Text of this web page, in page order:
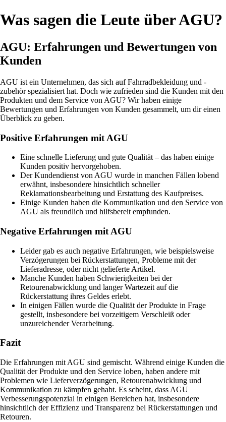
Was sagen die Leute über AGU?
AGU: Erfahrungen und Bewertungen von
Kunden
AGU ist ein Unternehmen, das sich auf Fahrradbekleidung und -
zubehör spezialisiert hat. Doch wie zufrieden sind die Kunden mit den
Produkten und dem Service von AGU? Wir haben einige
Bewertungen und Erfahrungen von Kunden gesammelt, um dir einen
Überblick zu geben.
Positive Erfahrungen mit AGU
Eine schnelle Lieferung und gute Qualität – das haben einige
Kunden positiv hervorgehoben.
Der Kundendienst von AGU wurde in manchen Fällen lobend
erwähnt, insbesondere hinsichtlich schneller
Reklamationsbearbeitung und Erstattung des Kaufpreises.
Einige Kunden haben die Kommunikation und den Service von
AGU als freundlich und hilfsbereit empfunden.
Negative Erfahrungen mit AGU
Leider gab es auch negative Erfahrungen, wie beispielsweise
Verzögerungen bei Rückerstattungen, Probleme mit der
Lieferadresse, oder nicht gelieferte Artikel.
Manche Kunden haben Schwierigkeiten bei der
Retourenabwicklung und langer Wartezeit auf die
Rückerstattung ihres Geldes erlebt.
In einigen Fällen wurde die Qualität der Produkte in Frage
gestellt, insbesondere bei vorzeitigem Verschleiß oder
unzureichender Verarbeitung.
Fazit
Die Erfahrungen mit AGU sind gemischt. Während einige Kunden die
Qualität der Produkte und den Service loben, haben andere mit
Problemen wie Lieferverzögerungen, Retourenabwicklung und
Kommunikation zu kämpfen gehabt. Es scheint, dass AGU
Verbesserungspotenzial in einigen Bereichen hat, insbesondere
hinsichtlich der Effizienz und Transparenz bei Rückerstattungen und
Retouren.